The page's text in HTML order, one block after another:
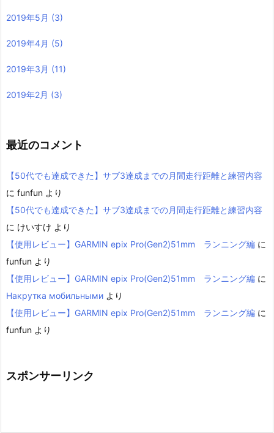
2019年5月 (3)
2019年4月 (5)
2019年3月 (11)
2019年2月 (3)
最近のコメント
【50代でも達成できた】サブ3達成までの月間走行距離と練習内容
に funfun より
【50代でも達成できた】サブ3達成までの月間走行距離と練習内容
に けいすけ より
【使用レビュー】GARMIN epix Pro(Gen2)51mm ランニング編 に
funfun より
【使用レビュー】GARMIN epix Pro(Gen2)51mm ランニング編 に
Накрутка мобильными より
【使用レビュー】GARMIN epix Pro(Gen2)51mm ランニング編 に
funfun より
スポンサーリンク